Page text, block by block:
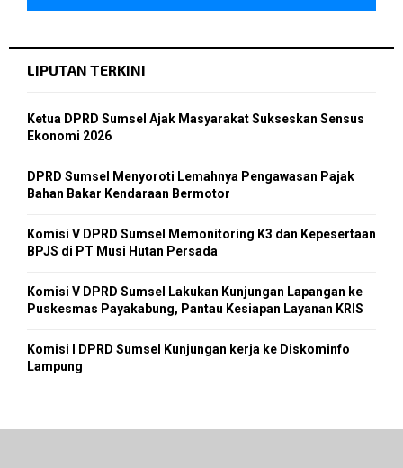
LIPUTAN TERKINI
Ketua DPRD Sumsel Ajak Masyarakat Sukseskan Sensus
Ekonomi 2026
DPRD Sumsel Menyoroti Lemahnya Pengawasan Pajak
Bahan Bakar Kendaraan Bermotor
Komisi V DPRD Sumsel Memonitoring K3 dan Kepesertaan
BPJS di PT Musi Hutan Persada
Komisi V DPRD Sumsel Lakukan Kunjungan Lapangan ke
Puskesmas Payakabung, Pantau Kesiapan Layanan KRIS
Komisi I DPRD Sumsel Kunjungan kerja ke Diskominfo
Lampung